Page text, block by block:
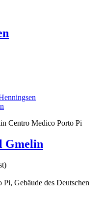
Gmelin
Gebäude des Deutschen